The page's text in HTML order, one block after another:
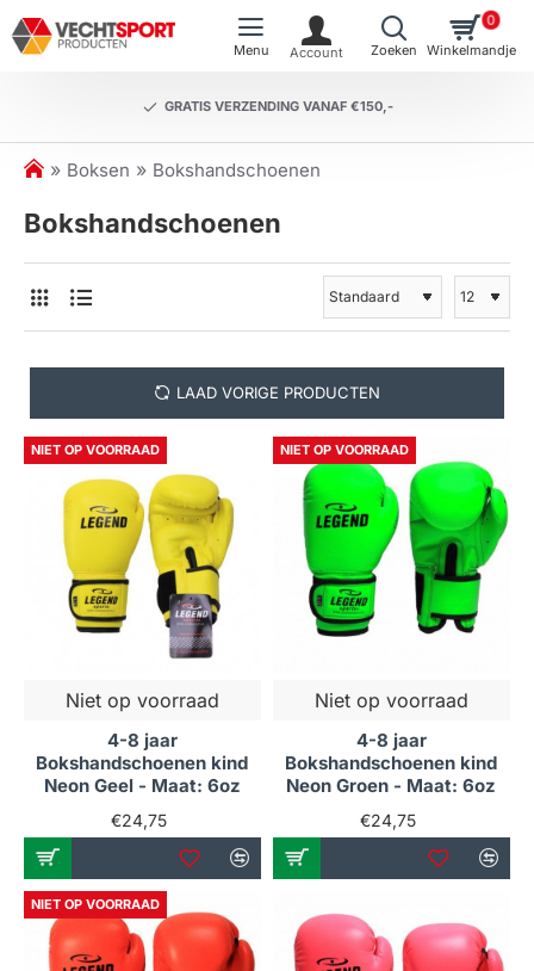
GRATIS VERZENDING VANAF €150,-
0
h
m
Boksen Bokshandschoenen
Bokshandschoenen
LAAD VORIGE PRODUCTEN
NIET OP VOORRAAD
Niet op voorraad
4-8 jaar
Bokshandschoenen kind
Neon Geel - Maat: 6oz
€24,75
NIET OP VOORRAAD
Niet op voorraad
4-8 jaar
Bokshandschoenen kind
Neon Groen - Maat: 6oz
€24,75
NIET OP VOORRAAD